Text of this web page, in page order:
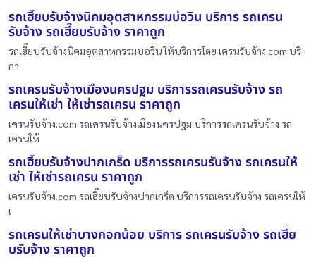
รถเฮี๊ยบรับจ้างนิคมอุตสาหกรรมบ่อวิน บริการ รถเครน
รับจ้าง รถเฮี๊ยบรับจ้าง ราคาถูก
รถเฮี๊ยบรับจ้างนิคมอุตสาหกรรมบ่อวิน ให้บริการโดย เครนรับจ้าง.com บริ
กา
รถเครนรับจ้างเมืองนครปฐม บริการรถเครนรับจ้าง รถ
เครนให้เช่า ให้เช่ารถเครน ราคาถูก
เครนรับจ้าง.com รถเครนรับจ้างเมืองนครปฐม บริการรถเครนรับจ้าง รถ
เครนให้
รถเฮี๊ยบรับจ้างปากเกร็ด บริการรถเครนรับจ้าง รถเครนให้
เช่า ให้เช่ารถเครน ราคาถูก
เครนรับจ้าง.com รถเฮี๊ยบรับจ้างปากเกร็ด บริการรถเครนรับจ้าง รถเครนให้
เ
รถเครนให้เช่าบางกอกน้อย บริการ รถเครนรับจ้าง รถเฮี๊ย
บรับจ้าง ราคาถูก